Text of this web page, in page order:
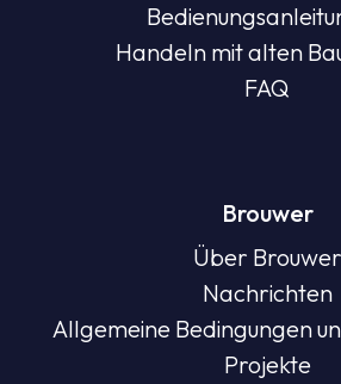
Handeln mit alten
FAQ
Brouwer
Über Brouwer
Nachrichten
Allgemeine Bedingungen
Projekte